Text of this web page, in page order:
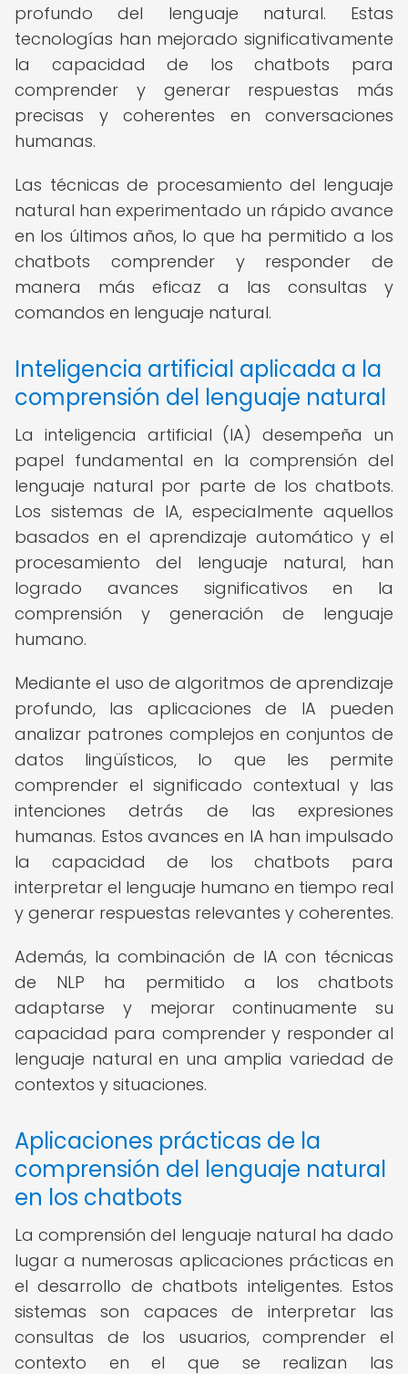
profundo del lenguaje natural. Estas
tecnologías han mejorado significativamente
la capacidad de los chatbots para
comprender y generar respuestas más
precisas y coherentes en conversaciones
humanas.
Las técnicas de procesamiento del lenguaje
natural han experimentado un rápido avance
en los últimos años, lo que ha permitido a los
chatbots comprender y responder de
manera más eficaz a las consultas y
comandos en lenguaje natural.
Inteligencia artificial aplicada a la
comprensión del lenguaje natural
La inteligencia artificial (IA) desempeña un
papel fundamental en la comprensión del
lenguaje natural por parte de los chatbots.
Los sistemas de IA, especialmente aquellos
basados en el aprendizaje automático y el
procesamiento del lenguaje natural, han
logrado avances significativos en la
comprensión y generación de lenguaje
humano.
Mediante el uso de algoritmos de aprendizaje
profundo, las aplicaciones de IA pueden
analizar patrones complejos en conjuntos de
datos lingüísticos, lo que les permite
comprender el significado contextual y las
intenciones detrás de las expresiones
humanas. Estos avances en IA han impulsado
la capacidad de los chatbots para
interpretar el lenguaje humano en tiempo real
y generar respuestas relevantes y coherentes.
Además, la combinación de IA con técnicas
de NLP ha permitido a los chatbots
adaptarse y mejorar continuamente su
capacidad para comprender y responder al
lenguaje natural en una amplia variedad de
contextos y situaciones.
Aplicaciones prácticas de la
comprensión del lenguaje natural
en los chatbots
La comprensión del lenguaje natural ha dado
lugar a numerosas aplicaciones prácticas en
el desarrollo de chatbots inteligentes. Estos
sistemas son capaces de interpretar las
consultas de los usuarios, comprender el
contexto en el que se realizan las